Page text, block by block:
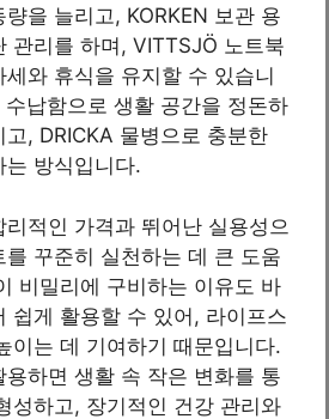
을 늘리고, KORKEN 보관 용
관리를 하며, VITTSJÖ 노트북
와 휴식을 유지할 수 있습니
납함으로 생활 공간을 정돈하
, DRICKA 물병으로 충분한
는 방식입니다.
적인 가격과 뛰어난 실용성으
를 꾸준히 실천하는 데 큰 도움
비밀리에 구비하는 이유도 바
쉽게 활용할 수 있어, 라이프스
이는 데 기여하기 때문입니다.
하면 생활 속 작은 변화를 통
성하고, 장기적인 건강 관리와